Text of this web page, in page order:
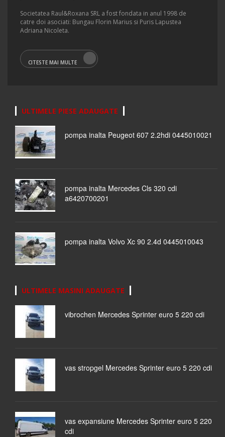
Societatea Raul&Roxana SRL a fost fondata in anul 1998 de
catre doi asociati: Bungau Florin Marius si Puris Lapustea
Adriana Nicoleta.
CITESTE MAI MULTE
ULTIMELE PIESE ADAUGATE
pompa inalta Peugeot 607 2.2hdi 0445010021
pompa inalta Mercedes Cls 320 cdi
a6420700201
pompa inalta Volvo Xc 90 2.4d 0445010043
ULTIMELE MASINI ADAUGATE
vibrochen Mercedes Sprinter euro 5 220 cdi
vas stropgel Mercedes Sprinter euro 5 220 cdi
vas expansiune Mercedes Sprinter euro 5 220
cdi